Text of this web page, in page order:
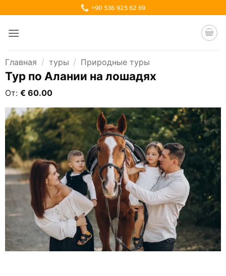
to
content
+90 536 925 62 69
Главная / туры / Природные туры
Тур по Алании на лошадях
От: € 60.00